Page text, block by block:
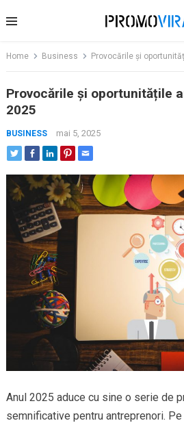
to
Home Business Provocările și
Provocările și oportunitățile
2025
BUSINESS mai 5, 2025
Anul 2025 aduce cu sine o serie de
semnificative pentru antreprenori.